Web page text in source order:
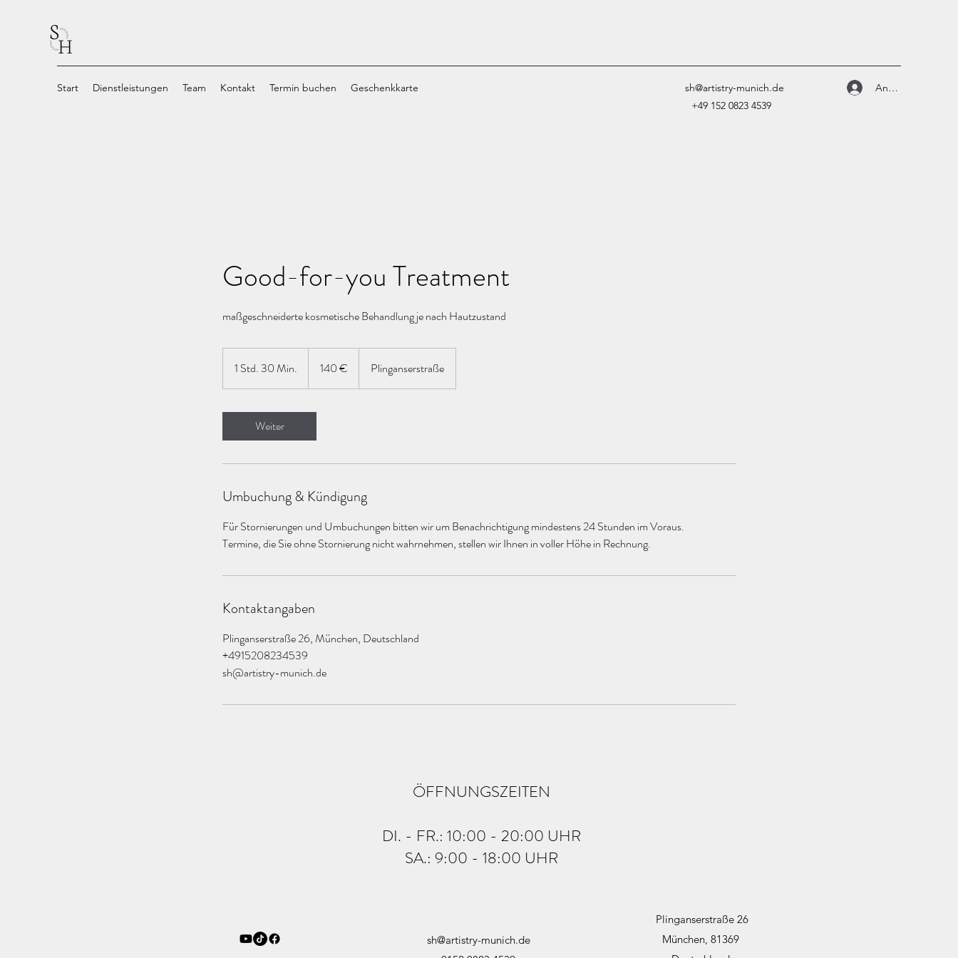
Start Dienstleistungen Team Kontakt Termin buchen Geschenkkarte
sh@artistry-munich.de
+49 152 0823 4539
Anmelden
Good-for-you Treatment
maßgeschneiderte kosmetische Behandlung je nach Hautzustand
1 Std. 30 Min.
S
3
i
n
.
140 € Plinganserstraße
Weiter
Umbuchung & Kündigung
Für Stornierungen und Umbuchungen bitten wir um Benachrichtigung mindestens 24 Stunden im Voraus.
Termine, die Sie ohne Stornierung nicht wahrnehmen, stellen wir Ihnen in voller Höhe in Rechnung.
Kontaktangaben
Plinganserstraße 26, München, Deutschland
+4915208234539
sh@artistry-munich.de
ÖFFNUNGSZEITEN
DI. - FR.: 10:00 - 20:00 UHR
SA.: 9:00 - 18:00 UHR
sh@artistry-munich.de
Plinganserstraße 26
München, 81369